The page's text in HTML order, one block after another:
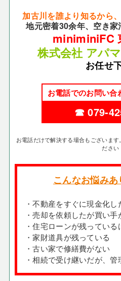
加古川を誰より知るから
地元密着30余年、空き家
miniminiFC
株式会社 アパ
お任せ
お電話でのお問い合
☎ 079-
お電話だけで解決する場合もございま
ださい
こんなお悩みあ
・不動産をすぐに現金化し
・売却を依頼したが買い
・住宅ローンが残ってい
・家財道具が残っている
・古い家で修繕費がない
・相続で受け継いだが、管